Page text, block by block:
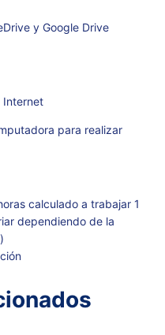
y Google Drive
Internet
para realizar
calculado a trabajar 1
dependiendo de la